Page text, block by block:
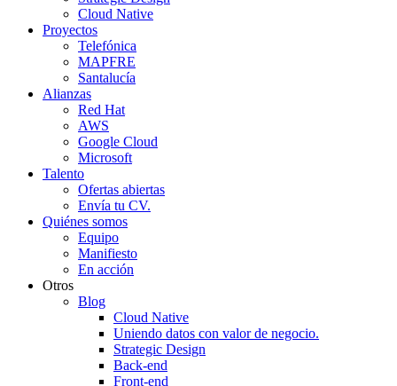
Cloud Native
Proyectos
Telefónica
MAPFRE
Santalucía
Alianzas
Red Hat
AWS
Google Cloud
Microsoft
Talento
Ofertas abiertas
Envía tu CV.
Quiénes somos
Equipo
Manifiesto
En acción
Otros
Blog
Cloud Native
Uniendo datos con valor de negocio.
Strategic Design
Back-end
Front-end